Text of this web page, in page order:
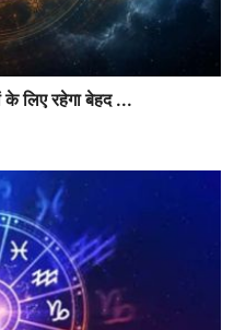
लिए रहेगा बेहद ...